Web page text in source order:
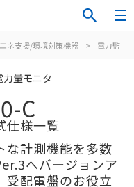
ネ支援/環境対策機器 > 電力監視
量モニタ
C
仕様一覧
な計測機能を多数
へバージョンア
受配電盤のお役立